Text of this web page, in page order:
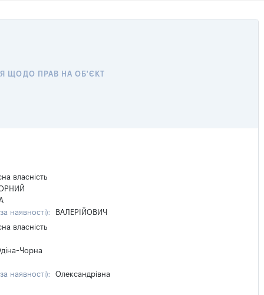
ЩОДО ПРАВ НА ОБ'ЄКТ
власність
наявності):
ВАЛЕРІЙОВИЧ
власність
Чорна
наявності):
Олександрівна